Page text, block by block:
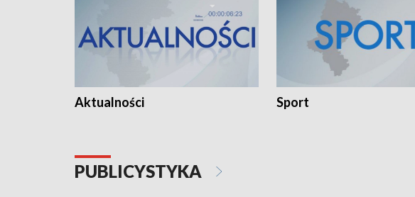
Aktualności Sport
PUBLICYSTYKA